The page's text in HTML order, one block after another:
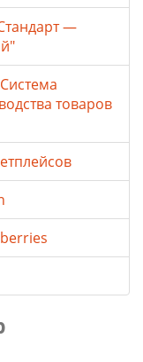
—
товаров